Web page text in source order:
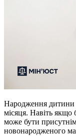
Народження дитини
місяця. Навіть якщо
може бути
новонародженого